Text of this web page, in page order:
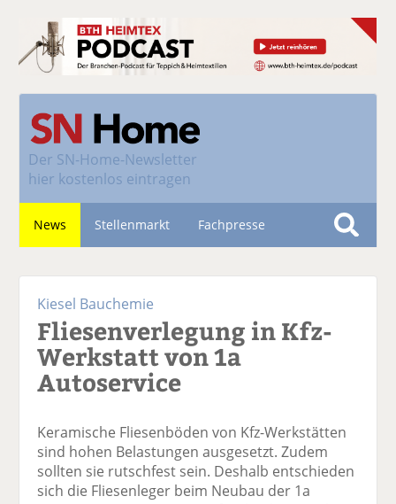
Der SN-Home-Newsletter
hier kostenlos eintragen
News Stellenmarkt Fachpresse
S
Kiesel Bauchemie
Fliesenverlegung in Kfz-
Werkstatt von 1a
Autoservice
Keramische Fliesenböden von Kfz-Werkstätten
sind hohen Belastungen ausgesetzt. Zudem
sollten sie rutschfest sein. Deshalb entschieden
sich die Fliesenleger beim Neubau der 1a